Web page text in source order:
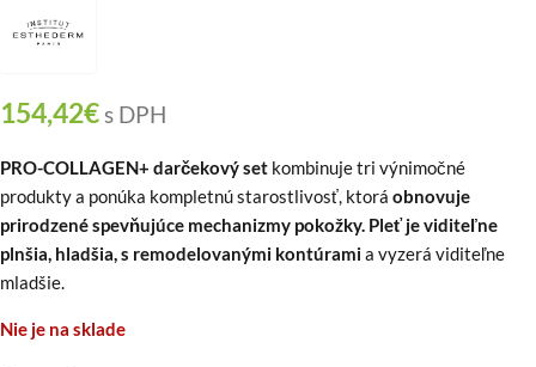
154,42€s DPH
PRO-COLLAGEN+ darčekový set kombinuje tri výnimočné
produkty a ponúka kompletnú starostlivosť, ktorá obnovuje
prirodzené spevňujúce mechanizmy pokožky. Pleť je viditeľne
plnšia, hladšia, s remodelovanými kontúramia vyzerá viditeľne
mladšie.
Nie je na sklade